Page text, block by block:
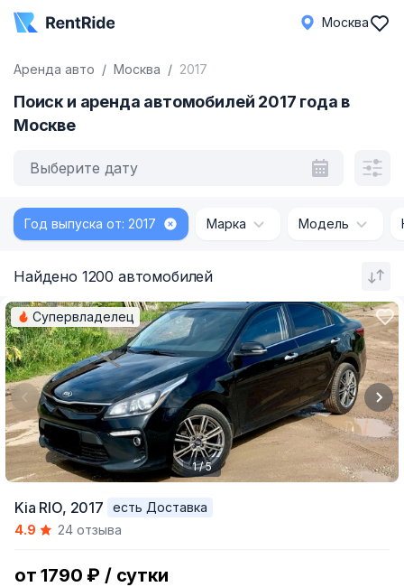
Москва
Аренда авто Москва 2017
Поиск и аренда автомобилей 2017 года в
Москве
Выберите дату
Год выпуска от: 2017 Марка Модель
Найдено 1200 автомобилей
of
Супервладелец
1 / 5
Kia RIO, 2017
есть Доставка
4.9
24 отзыва
от 1790 ₽ / сутки